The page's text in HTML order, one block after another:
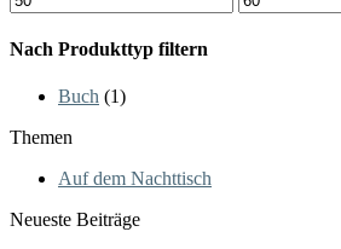
Preis
Preis
Nach Produkttyp filtern
Buch (1)
Themen
Auf dem Nachttisch
Neueste Beiträge